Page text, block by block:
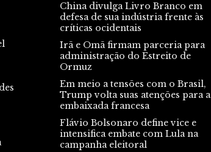
China divulga Livro Branco em
defesa de sua indústria frente às
críticas ocidentais
Irã e Omã firmam parceria para
administração do Estreito de
Ormuz
Em meio a tensões com o Brasil,
Trump volta suas atenções para a
embaixada francesa
Flávio Bolsonaro define vice e
intensifica embate com Lula na
campanha eleitoral